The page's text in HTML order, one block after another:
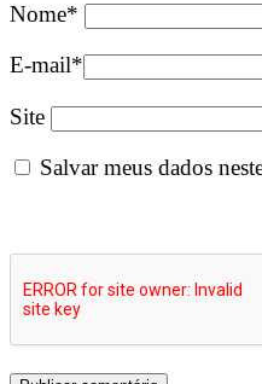
Nome*
E-mail*
Site
Salvar meus dados